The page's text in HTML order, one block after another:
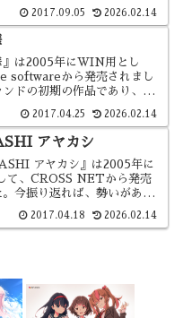
2017.09.05 2026.02.14
』は2005年にWIN用とし
softwareから発売されまし
ンドの初期の作品であり、ま
2017.04.25 2026.02.14
アヤカシ
アヤカシ』は2005年に
て、CROSS NETから発売
。今振り返れば、勢いがあっ
作品でした。
2017.04.18 2026.02.14